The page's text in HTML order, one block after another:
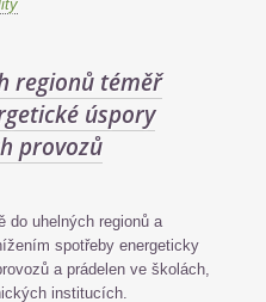
regionů téměř
úspory
provozů
do uhelných regionů a
spotřeby energeticky
a prádelen ve školách,
institucích.